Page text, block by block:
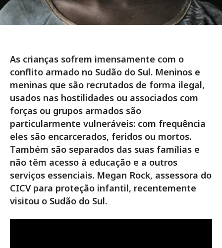
As crianças sofrem imensamente com o
conflito armado no Sudão do Sul. Meninos e
meninas que são recrutados de forma ilegal,
usados nas hostilidades ou associados com
forças ou grupos armados são
particularmente vulneráveis: com frequência
eles são encarcerados, feridos ou mortos.
Também são separados das suas famílias e
não têm acesso à educação e a outros
serviços essenciais. Megan Rock, assessora do
CICV para proteção infantil, recentemente
visitou o Sudão do Sul.